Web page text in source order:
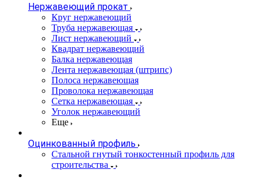
Нержавеющий прокат
Круг нержавеющий
Труба нержавеющая
Лист нержавеющий
Квадрат нержавеющий
Балка нержавеющая
Лента нержавеющая (штрипс)
Полоса нержавеющая
Проволока нержавеющая
Сетка нержавеющая
Уголок нержавеющий
Еще
Оцинкованный профиль
Стальной гнутый тонкостенный профиль для
строительства